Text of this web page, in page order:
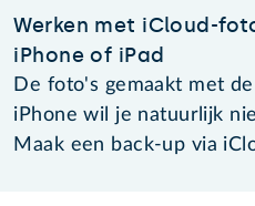
Werken met iCloud-
iPhone of iPad
De foto's gemaakt met
iPhone wil je natuurlijk
Maak een back-up via